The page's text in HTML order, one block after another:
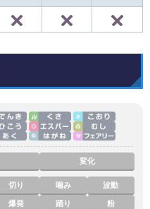
変化
切り 噛み 波動
爆発 踊り 粉